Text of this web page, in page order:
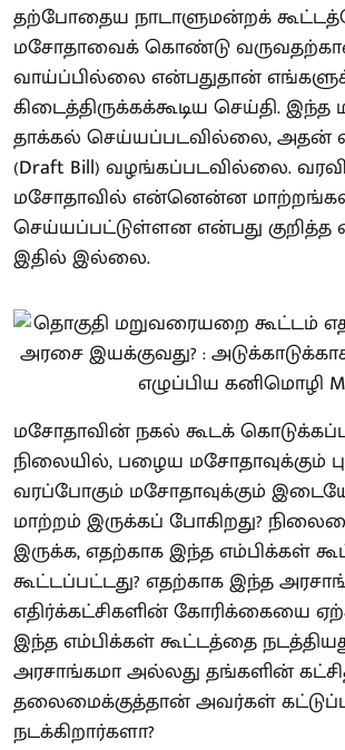
தற்போதைய நாடாளுமன்றக்
மசோதாவைக் கொண்டு
வாய்ப்பில்லை என்பதுதான்
கிடைத்திருக்கக்கூடிய செய்தி.
தாக்கல் செய்யப்படவில்லை, அதன்
(Draft Bill) வழங்கப்படவில்லை.
மசோதாவில் என்னென்ன
செய்யப்பட்டுள்ளன என்பது குறித்த
இதில் இல்லை.
மசோதாவின் நகல் கூடக்
நிலையில், பழைய மசோதாவுக்கும்
வரப்போகும் மசோதாவுக்கும்
மாற்றம் இருக்கப் போகிறது?
இருக்க, எதற்காக இந்த எம்பிக்கள்
கூட்டப்பட்டது? எதற்காக இந்த
எதிர்க்கட்சிகளின் கோரிக்கையை ஏற்க
இந்த எம்பிக்கள் கூட்டத்தை
அரசாங்கமா அல்லது தங்களின்
தலைமைக்குத்தான் அவர்கள்
நடக்கிறார்களா?